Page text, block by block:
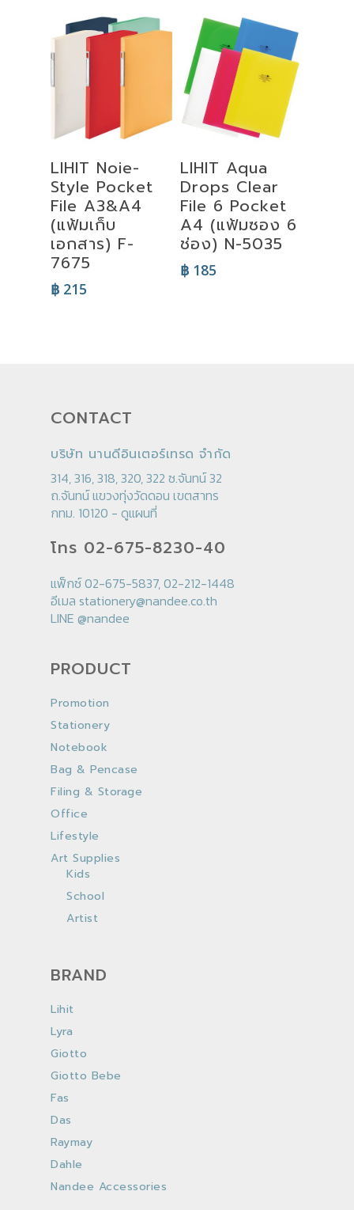
Select
Options
LIHIT Noie-
Style Pocket
File A3&A4
(แฟ้มเก็บ
เอกสาร) F-
7675
฿ 215
Select
Options
LIHIT Aqua
Drops Clear
File 6 Pocket
A4 (แฟ้มซอง 6
ช่อง) N-5035
฿185
CONTACT
บริษัท นานดีอินเตอร์เทรด จำกัด
314, 316, 318, 320, 322 ซ.จันทน์ 32
ถ.จันทน์ แขวงทุ่งวัดดอน เขตสาทร
กทม. 10120 - ดูแผนที่
โทร 02-675-8230-40
แฟ็กซ์ 02-675-5837, 02-212-1448
อีเมล stationery@nandee.co.th
LINE @nandee
PRODUCT
Promotion
Stationery
Notebook
Bag & Pencase
Filing & Storage
Office
Lifestyle
Art Supplies
Kids
School
Artist
BRAND
Lihit
Lyra
Giotto
Giotto Bebe
Fas
Das
Raymay
Dahle
Nandee Accessories